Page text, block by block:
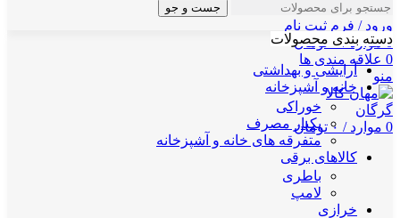
جست و جو
ورود / فرم ثبت نام
0 موارد / ۰ تومان
0 علاقه مندی ها
منو
0 موارد / ۰ تومان
دسته بندی محصولات
آرایشی و بهداشتی
خانه و آشپزخانه
خوراکی
یکبار مصرف
متفرقه های خانه و آشپزخانه
کالاهای برقی
باطری
لامپ
خرازی